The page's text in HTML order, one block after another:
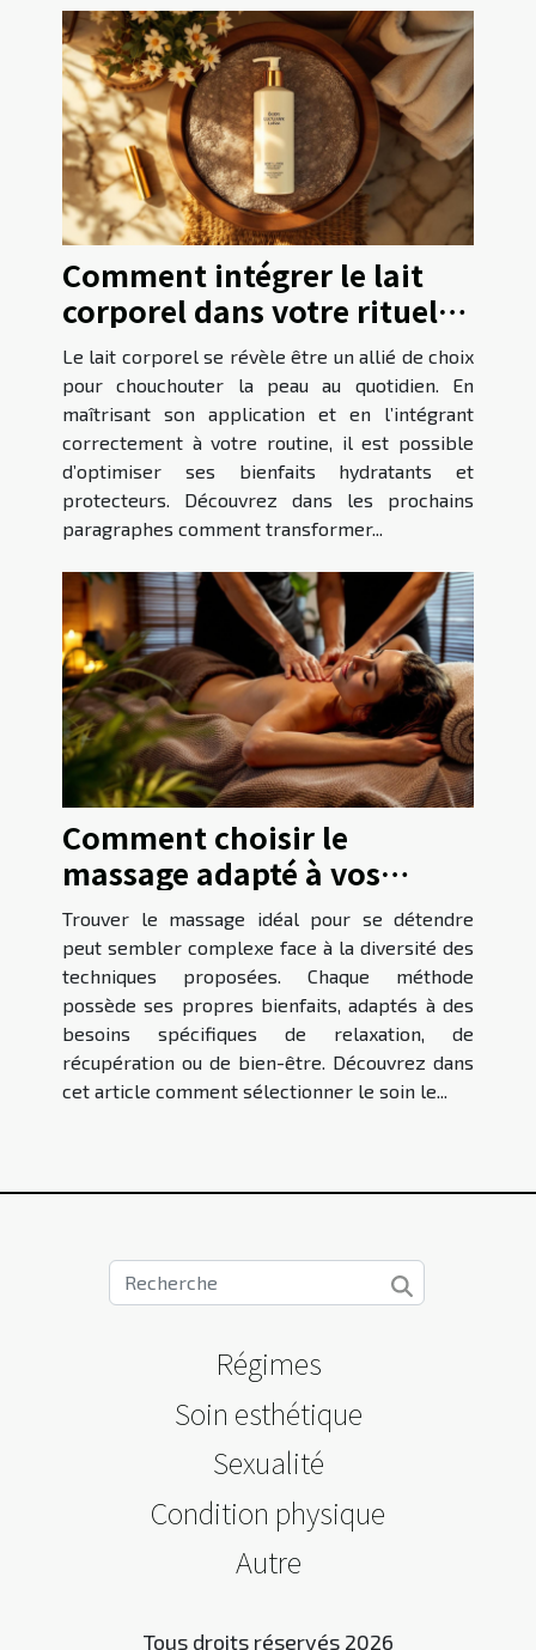
Comment intégrer le lait
corporel dans votre rituel
beauté quotidien ?
Le lait corporel se révèle être un allié de choix
pour chouchouter la peau au quotidien. En
maîtrisant son application et en l’intégrant
correctement à votre routine, il est possible
d’optimiser ses bienfaits hydratants et
protecteurs. Découvrez dans les prochains
paragraphes comment transformer...
Comment choisir le
massage adapté à vos
besoins de relaxation ?
Trouver le massage idéal pour se détendre
peut sembler complexe face à la diversité des
techniques proposées. Chaque méthode
possède ses propres bienfaits, adaptés à des
besoins spécifiques de relaxation, de
récupération ou de bien-être. Découvrez dans
cet article comment sélectionner le soin le...
Régimes
Soin esthétique
Sexualité
Condition physique
Autre
Tous droits réservés 2026